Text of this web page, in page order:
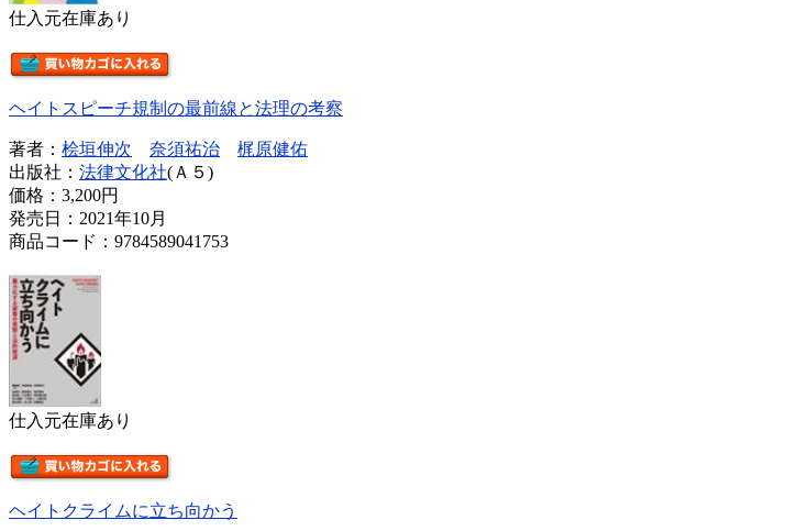
仕入元在庫あり
ヘイトスピーチ規制の最前線と法理の考察
著者： 桧垣伸次 奈須祐治
梶原健佑
出版社： 法律文化社(Ａ５)
価格： 3,200円
発売日：2021年10月
商品コード：9784589041753
仕入元在庫あり
ヘイトクライムに立ち向かう